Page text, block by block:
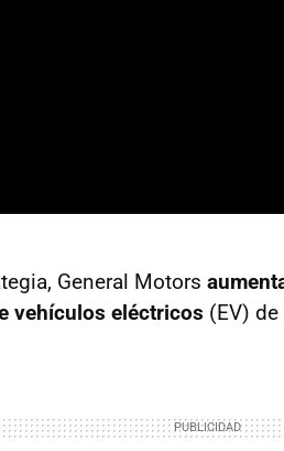
General Motors
vehículos eléctricos (EV)